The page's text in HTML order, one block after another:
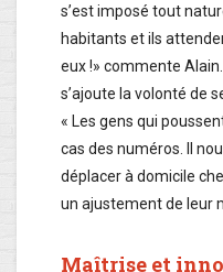
s’est imposé tout
habitants et ils
eux !» commente
s’ajoute la volonté de
« Les gens qui
cas des numéros. Il
déplacer à domicile
un ajustement de leur
Maîtrise et